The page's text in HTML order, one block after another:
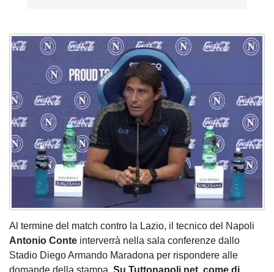
Al termine del match contro la Lazio, il tecnico del Napoli
Antonio Conte interverrà nella sala conferenze dallo
Stadio Diego Armando Maradona per rispondere alle